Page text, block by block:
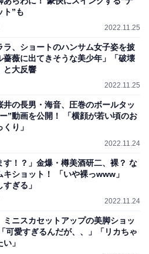
ト”も
2022.11.25
ラ、ショートのハンサム女子姿を披
薔薇に出てきそうな美少年」「破壊
と大反響
2022.11.25
井の長男・海音、圧巻のボールタッ
”動画を公開！ 「横顔が若い頃のお
り」
2022.11.24
す！？」金爆・樽美酒研二、裸？ な
キショット！ 「いや裸っwww」
すぎる」
2022.11.24
ミニスカセットアップの美脚ショッ
可愛すぎるんだが、、」「リカちゃ
」